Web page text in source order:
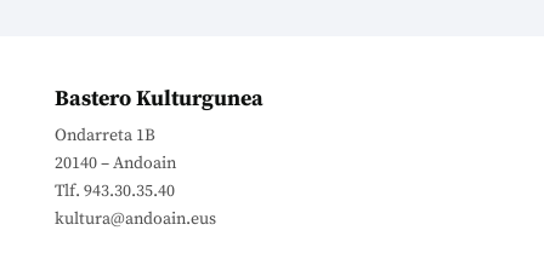
Bastero Kulturgunea
Ondarreta 1B
20140 – Andoain
Tlf. 943.30.35.40
kultura@andoain.eus